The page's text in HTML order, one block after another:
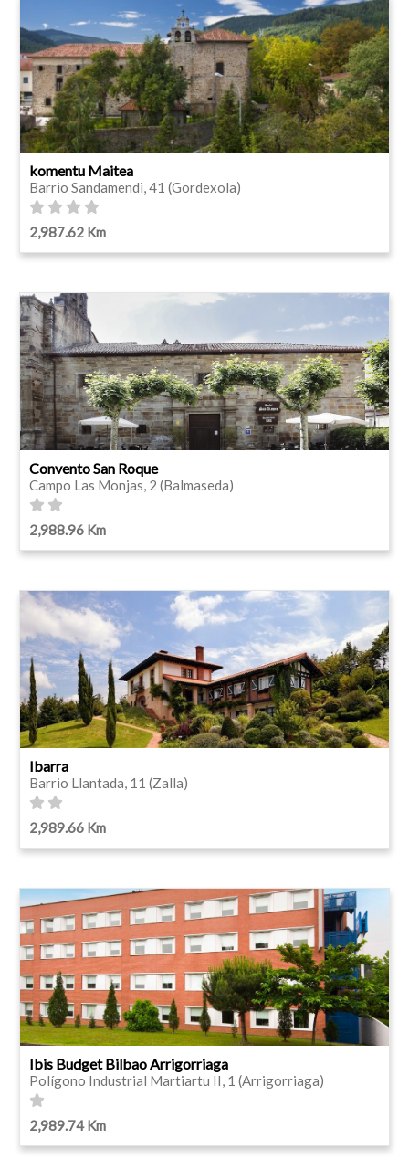
komentu Maitea
Barrio Sandamendi, 41 (Gordexola)
2,987.62 Km
Convento San Roque
Campo Las Monjas, 2 (Balmaseda)
2,988.96 Km
Ibarra
Barrio Llantada, 11 (Zalla)
2,989.66 Km
Ibis Budget Bilbao Arrigorriaga
Polígono Industrial Martiartu II, 1 (Arrigorriaga)
2,989.74 Km